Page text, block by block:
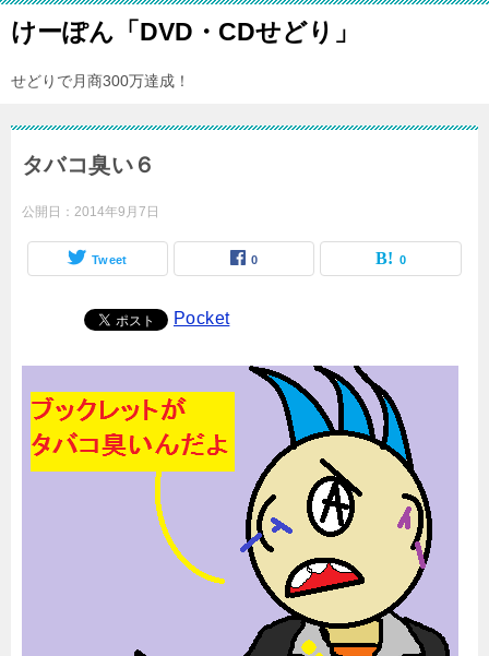
けーぽん「DVD・CDせどり」
せどりで月商300万達成！
タバコ臭い６
公開日： 2014年9月7日
Tweet 0 0
Pocket